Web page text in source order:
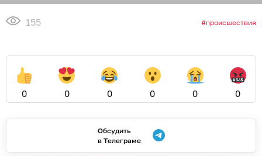
155 происшествия
0 0 0 0 0 0
Обсудить
в Телеграме